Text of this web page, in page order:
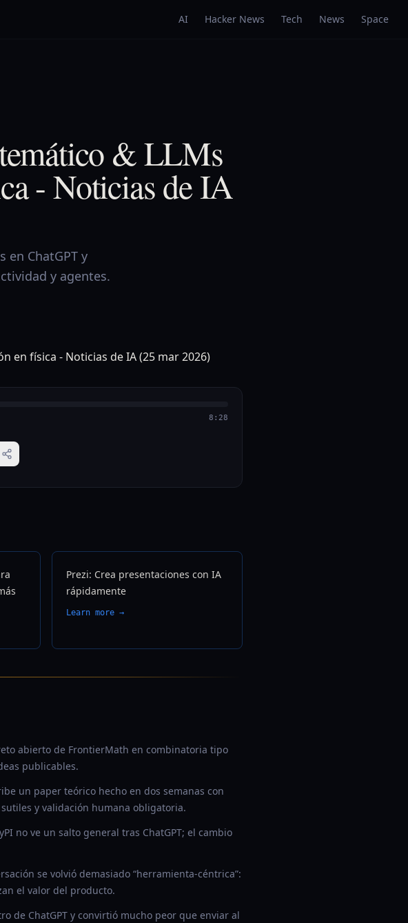
AI Hacker News Tech News Space
& LLMs
- Noticias de IA
ChatGPT y
y agentes.
8:28
Prezi: Crea presentaciones con IA
rápidamente
Learn more →
abierto de FrontierMath en combinatoria tipo
publicables.
un paper teórico hecho en dos semanas con
y validación humana obligatoria.
no ve un salto general tras ChatGPT; el cambio
se volvió demasiado “herramienta-céntrica”:
el valor del producto.
de ChatGPT y convirtió mucho peor que enviar al